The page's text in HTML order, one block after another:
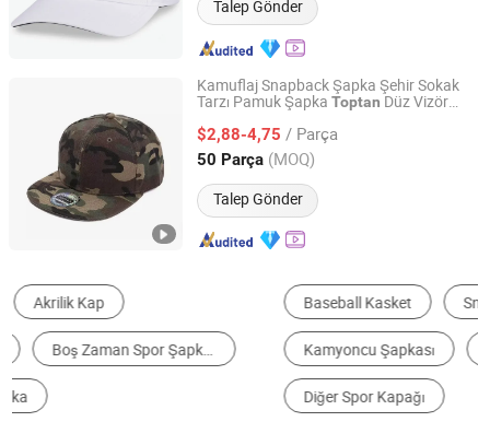
Talep Gönder
Kamuflaj Snapback Şapka Şehir Sokak
Tarzı Pamuk Şapka Toptan Düz Vizör
$2,88-4,75 / Parça
50 Parça (MOQ)
Talep Gönder
Capwindow International Co., Ltd.
Guangdong, China Fiyat 2005
Baseball Kasket Snapback Kep Berret
Kamyoncu Şapkası Bucket Hat
Diğer Spor Kapağı